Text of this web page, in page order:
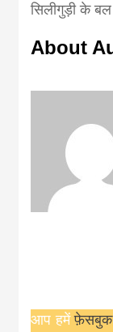
सिलीगुड़ी के बल
About
आप हमेंफ़ेसबुक